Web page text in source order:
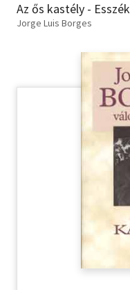
Erotika
Társadalomtudomány
Az ős kastély - Esszék
Jorge Luis Borges